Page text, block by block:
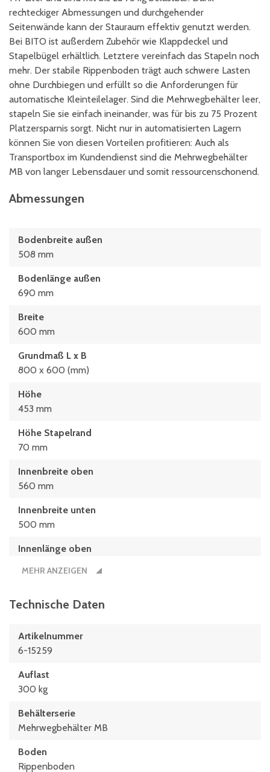
rechteckiger Abmessungen und durchgehender
Seitenwände kann der Stauraum effektiv genutzt werden.
Bei BITO ist außerdem Zubehör wie Klappdeckel und
Stapelbügel erhältlich. Letztere vereinfach das Stapeln noch
mehr. Der stabile Rippenboden trägt auch schwere Lasten
ohne Durchbiegen und erfüllt so die Anforderungen für
automatische Kleinteilelager. Sind die Mehrwegbehälter leer,
stapeln Sie sie einfach ineinander, was für bis zu 75 Prozent
Platzersparnis sorgt. Nicht nur in automatisierten Lagern
können Sie von diesen Vorteilen profitieren: Auch als
Transportbox im Kundendienst sind die Mehrwegbehälter
MB von langer Lebensdauer und somit ressourcenschonend.
Abmessungen
Bodenbreite außen
508 mm
Bodenlänge außen
690 mm
Breite
600 mm
Grundmaß L x B
800 x 600 (mm)
Höhe
453 mm
Höhe Stapelrand
70 mm
Innenbreite oben
560 mm
Innenbreite unten
500 mm
Innenlänge oben
682 mm
800 mm
389 mm
MEHR ANZEIGEN
Technische Daten
Artikelnummer
6-15259
Auflast
300 kg
Behälterserie
Mehrwegbehälter MB
Boden
Rippenboden